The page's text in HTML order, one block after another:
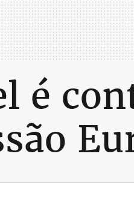
é